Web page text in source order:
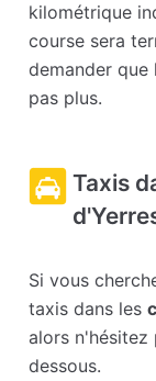
kilométrique
course sera
demander que
pas plus.
Taxis
Si vous
taxis dans les
alors n'hésitez
dessous.